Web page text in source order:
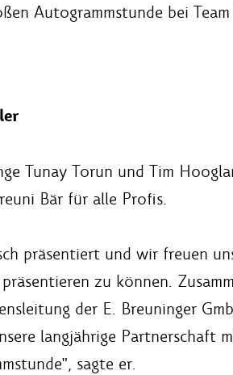
Autogrammstunde bei
Tunay Torun und Tim
Bär für alle Profis.
präsentiert und wir freuen
zu können.
der E. Breuninger
langjährige Partnerschaft
sagte er.